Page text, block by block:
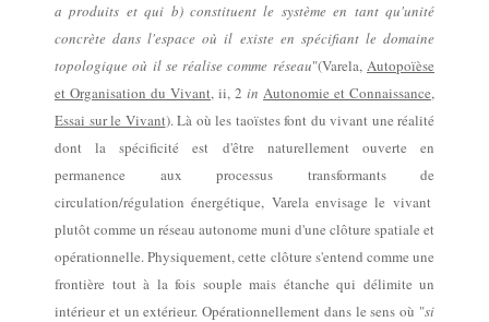
a produits et qui b) constituent le système en tant qu'unité
concrète dans l'espace où il existe en spécifiant le domaine
topologique où il se réalise comme réseau"(Varela,Autopoïèse
et Organisation du Vivant, ii, 2 in Autonomie et Connaissance,
Essai sur le Vivant).Là où les taoïstes font du vivant une réalité
dont la spécificité est d'être naturellement ouverte en
permanence aux processus transformants de
circulation/régulation énergétique, Varela envisage le vivant
plutôt comme un réseau autonome muni d'une clôture spatiale et
opérationnelle. Physiquement,cette clôture s'entend comme une
frontière tout à la fois souple mais étanche qui délimite un
intérieur et un extérieur.Opérationnellement dans le sens où "si